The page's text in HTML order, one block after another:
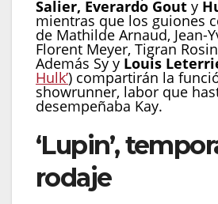
Salier, Everardo Gout y
mientras que los guiones
de Mathilde Arnaud, Jean-
Florent Meyer, Tigran
Además Sy y Louis
Hulk’) compartirán la
showrunner, labor que
desempeñaba Kay.
‘Lupin’,
rodaje